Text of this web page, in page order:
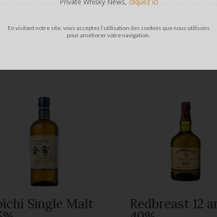
Note: sur la minéralité, les notes marines, les fruits
Single Malt Redbreast 12
En visitant notre site, vous acceptez l’utilisation des cookies que nous utilisons
pour améliorer votre navigation.